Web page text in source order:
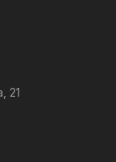
21